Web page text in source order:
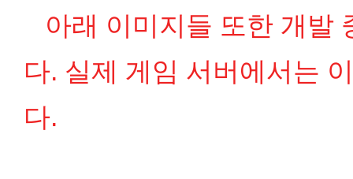
아래 이미지들 또한 개발
다. 실제 게임 서버에서는
다.